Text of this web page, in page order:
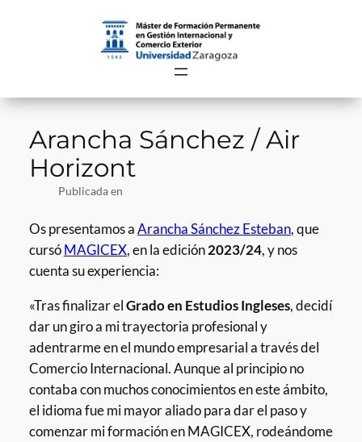
Arancha Sánchez / Air
Horizont
Publicada en
Os presentamos aArancha Sánchez Esteban, que
cursóMAGICEX, en la edición2023/24, y nos
cuenta su experiencia:
«Tras finalizar elGrado en Estudios Ingleses, decidí
dar un giro a mi trayectoria profesional y
adentrarme en el mundo empresarial a través del
Comercio Internacional. Aunque al principio no
contaba con muchos conocimientos en este ámbito,
el idioma fue mi mayor aliado para dar el paso y
comenzar mi formación en MAGICEX, rodeándome